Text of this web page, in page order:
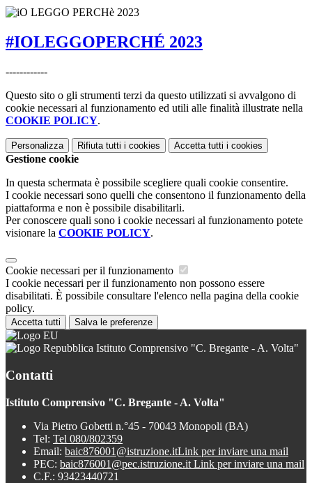
#IOLEGGOPERCHÉ 2023
------------
Questo sito o gli strumenti terzi da questo utilizzati si avvalgono di
cookie necessari al funzionamento ed utili alle finalità illustrate nella
COOKIE POLICY.
Personalizza Rifiuta tutti i cookies Accetta tutti i cookies
Gestione cookie
In questa schermata è possibile scegliere quali cookie consentire.
I cookie necessari sono quelli che consentono il funzionamento della
piattaforma e non è possibile disabilitarli.
Per conoscere quali sono i cookie necessari al funzionamento potete
visionare la COOKIE POLICY.
Cookie necessari per il funzionamento
I cookie necessari per il funzionamento non possono essere
disabilitati. È possibile consultare l'elenco nella pagina della cookie
policy.
Accetta tutti Salva le preferenze
Istituto Comprensivo "C. Bregante - A. Volta"
Contatti
Istituto Comprensivo "C. Bregante - A. Volta"
Via Pietro Gobetti n.°45 - 70043 Monopoli (BA)
Tel: Tel 080/802359
Email: baic876001@istruzione.itLink per inviare una mail
PEC: baic876001@pec.istruzione.it Link per inviare una mail
C.F.: 93423440721